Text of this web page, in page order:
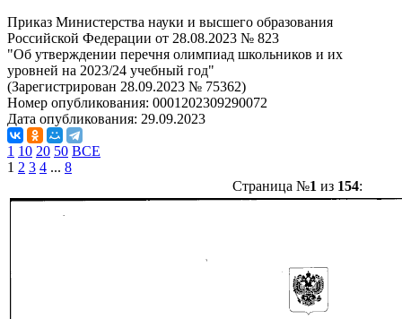
Приказ Министерства науки и высшего образования
Российской Федерации от 28.08.2023 № 823
"Об утверждении перечня олимпиад школьников и их
уровней на 2023/24 учебный год"
(Зарегистрирован 28.09.2023 № 75362)
Номер опубликования: 0001202309290072
Дата опубликования: 29.09.2023
1 10 20 50 ВСЕ
1 2 3 4 ... 8
Страница №1 из 154: